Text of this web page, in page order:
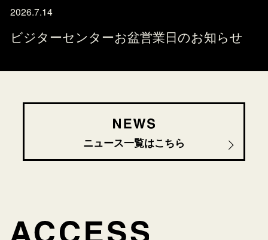
2026.7.14
ビジターセンターお盆営業日のお知らせ
ニュース一覧はこちら